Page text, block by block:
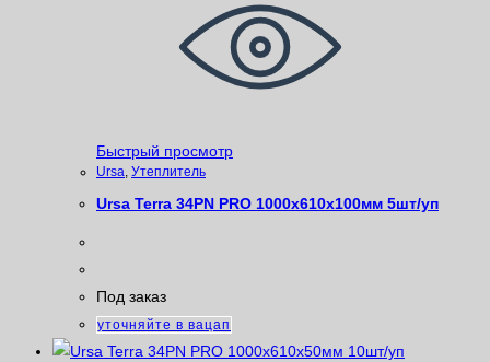
Быстрый просмотр
Ursa Утеплитель
Ursa Terra 34PN PRO 1000х610х100мм 5шт/уп
Под заказ
уточняйте в вацап